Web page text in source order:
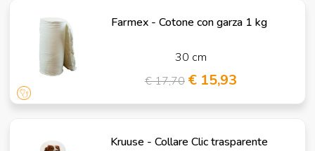
Farmex - Cotone con garza 1 kg
30 cm
€ 17,70 € 15,93
Kruuse - Collare Clic trasparente